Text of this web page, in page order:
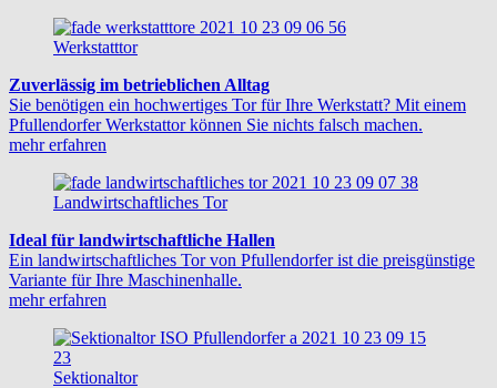
Werkstatttor
Zuverlässig im betrieblichen Alltag
Sie benötigen ein hochwertiges Tor für Ihre Werkstatt? Mit einem
Pfullendorfer Werkstattor können Sie nichts falsch machen.
mehr erfahren
Landwirtschaftliches Tor
Ideal für landwirtschaftliche Hallen
Ein landwirtschaftliches Tor von Pfullendorfer ist die preisgünstige
Variante für Ihre Maschinenhalle.
mehr erfahren
Sektionaltor